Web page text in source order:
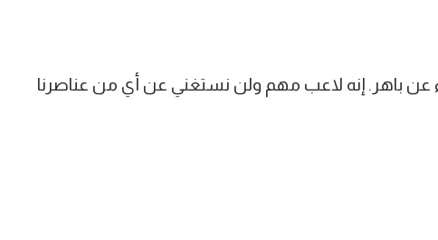
عن باهر. إنه لاعب مهم ولن نستغني عن أي من عناصرنا